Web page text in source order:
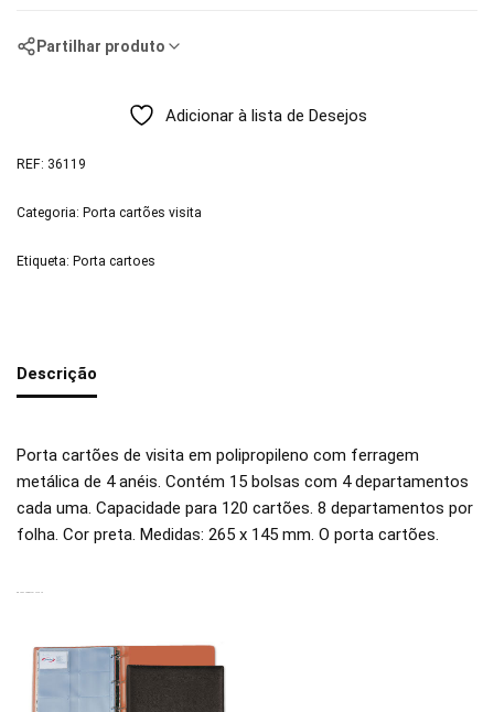
Partilhar produto
Adicionar à lista de Desejos
REF: 36119
Categoria: Porta cartões visita
Etiqueta: Porta cartoes
Descrição
Porta cartões de visita em polipropileno com ferragem
metálica de 4 anéis. Contém 15 bolsas com 4 departamentos
cada uma. Capacidade para 120 cartões. 8 departamentos por
folha. Cor preta. Medidas: 265 x 145 mm. O porta cartões.